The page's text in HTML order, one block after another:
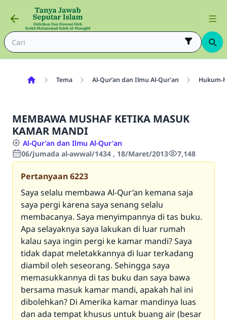
Tema Al-Qur’an dan Ilmu Al-Qur'an Hukum-
MEMBAWA MUSHAF KETIKA MASUK
KAMAR MANDI
Al-Qur’an dan Ilmu Al-Qur'an
06/Jumada al-awwal/1434 , 18/Maret/2013
7,148
Pertanyaan6223
Saya selalu membawa Al-Qur’an kemana saja
saya pergi karena saya senang selalu
membacanya. Saya menyimpannya di tas buku.
Apa selayaknya saya lakukan di luar rumah
kalau saya ingin pergi ke kamar mandi? Saya
tidak dapat meletakkannya di luar terkadang
diambil oleh seseorang. Sehingga saya
memasukkannya di tas buku dan saya bawa
bersama masuk kamar mandi, apakah hal ini
dibolehkan? Di Amerika kamar mandinya luas
dan ada tempat khusus untuk buang air (besar